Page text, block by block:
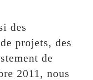
des
projets, des
de
2011, nous